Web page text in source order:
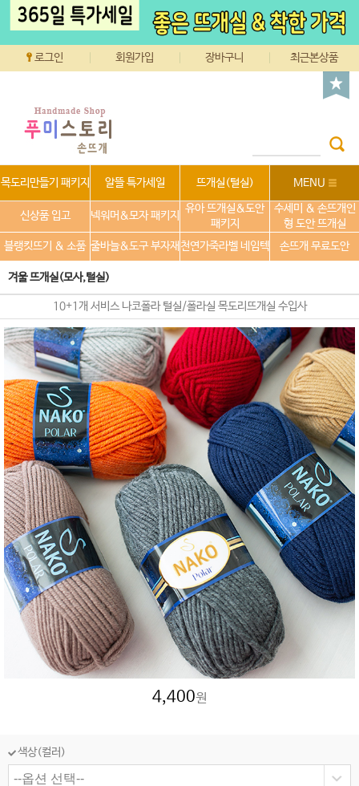
로그인 회원가입 장바구니 최근본상품
목도리만들기 패키지 알뜰 특가세일 뜨개실(털실) MENU
신상품 입고 넥워머&모자 패키지
유아 뜨개실&도안
패키지
수세미 & 손뜨개인
형 도안 뜨개실
블랭킷뜨기 & 소품 줄바늘&도구 부자재 천연가죽라벨 네임텍 손뜨개 무료도안
겨울 뜨개실(모사,털실)
10+1개 서비스 나코폴라 털실/폴라실 목도리뜨개실 수입사
4,400원
색상(컬러)